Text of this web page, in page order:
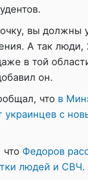
вы должны
А так люди,
в той
он.
что в
украинцев с
Федоров
людей и СВЧ.